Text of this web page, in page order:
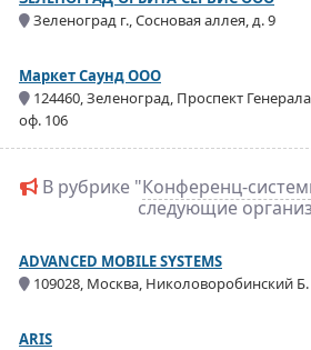
Зеленоград г., Сосновая аллея, д. 9
Маркет Саунд ООО
124460, Зеленоград, Проспект
оф. 106
В рубрике "Конференц-
следующие
ADVANCED MOBILE SYSTEMS
109028, Москва, Николоворобинский Б.
ARIS